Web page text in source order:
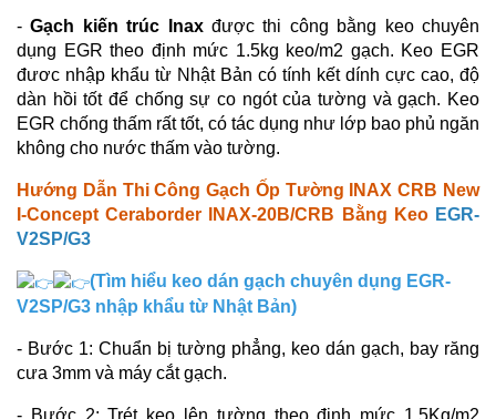
-Gạch kiến trúc Inaxđược thi công bằng keo chuyên
dụng EGR theo định mức 1.5kg keo/m2 gạch. Keo EGR
đươc nhập khẩu từ Nhật Bản có tính kết dính cực cao, độ
dàn hồi tốt để chống sự co ngót của tường và gạch. Keo
EGR chống thấm rất tốt, có tác dụng như lớp bao phủ ngăn
không cho nước thấm vào tường.
Hướng Dẫn Thi Công Gạch Ốp Tường
INAX CRB New
I-Concept Ceraborder INAX-20B/CRB
Bằng Keo EGR-
V2SP/G3
(Tìm hiểu keo dán gạch chuyên dụng EGR-
V2SP/G3 nhập khẩu từ Nhật Bản)
- Bước 1: Chuẩn bị tường phẳng, keo dán gạch, bay răng
cưa 3mm và máy cắt gạch.